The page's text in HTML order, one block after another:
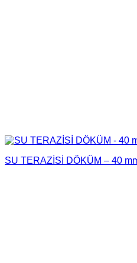
SU TERAZİSİ DÖKÜM – 40